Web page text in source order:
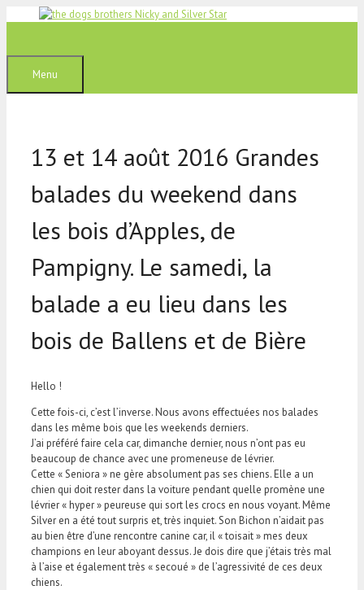
Menu
13 et 14 août 2016 Grandes
balades du weekend dans
les bois d’Apples, de
Pampigny. Le samedi, la
balade a eu lieu dans les
bois de Ballens et de Bière
Hello !
Cette fois-ci, c’est l’inverse. Nous avons effectuées nos balades
dans les même bois que les weekends derniers.
J’ai préféré faire cela car, dimanche dernier, nous n’ont pas eu
beaucoup de chance avec une promeneuse de lévrier.
Cette « Seniora » ne gère absolument pas ses chiens. Elle a un
chien qui doit rester dans la voiture pendant quelle promène une
lévrier « hyper » peureuse qui sort les crocs en nous voyant. Même
Silver en a été tout surpris et, très inquiet. Son Bichon n’aidait pas
au bien être d’une rencontre canine car, il « toisait » mes deux
champions en leur aboyant dessus. Je dois dire que j’étais très mal
à l’aise et également très « secoué » de l’agressivité de ces deux
chiens.